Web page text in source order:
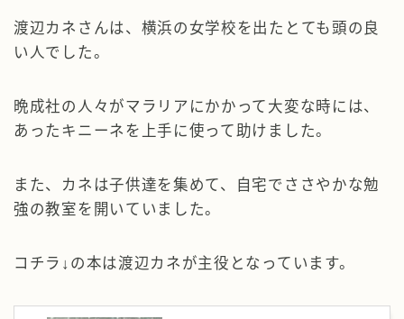
渡辺カネさんは、横浜の女学校を出たとても頭の良
い人でした。
晩成社の人々がマラリアにかかって大変な時には、
あったキニーネを上手に使って助けました。
また、カネは子供達を集めて、自宅でささやかな勉
強の教室を開いていました。
コチラ↓の本は渡辺カネが主役となっています。